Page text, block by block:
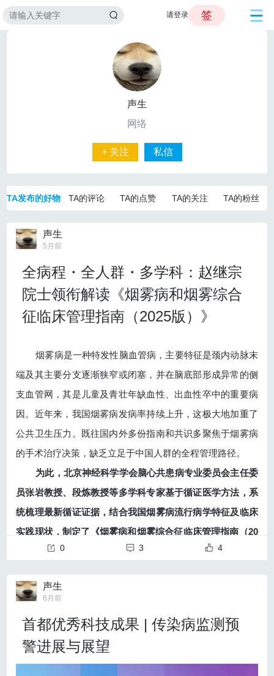
请登录 签
声生
网络
+ 关注 私信
TA发布的好物 TA的评论 TA的点赞 TA的关注 TA的粉丝
声生
5月前
全病程・全人群・多学科：赵继宗
院士领衔解读《烟雾病和烟雾综合
征临床管理指南（2025版）》
烟雾病是一种特发性脑血管病，主要特征是颈内动脉末
端及其主要分支逐渐狭窄或闭塞，并在脑底部形成异常的侧
支血管网，其是儿童及青壮年缺血性、出血性卒中的重要病
因。近年来，我国烟雾病发病率持续上升，这极大地加重了
公共卫生压力。既往国内外多份指南和共识多聚焦于烟雾病
的手术治疗决策，缺乏立足于中国人群的全程管理路径。
为此，北京神经科学学会脑心共患病专业委员会主任委
员张岩教授、段炼教授等多学科专家基于循证医学方法，系
统梳理最新循证证据，结合我国烟雾病流行病学特征及临床
实践现状，制定了《烟雾病和烟雾综合征临床管理指南（20
25版）》（以下简称《指南》）。本《指南》旨在建立规范
随访管理，从而改善患者临床预后。
次《指南》解读，旨在为神经外科医师及基层医疗工作者提
供系统化、实用性的专业指导，以全面提升烟雾病诊疗领域
0 3 4
声生
6月前
首都优秀科技成果 | 传染病监测预
警进展与展望